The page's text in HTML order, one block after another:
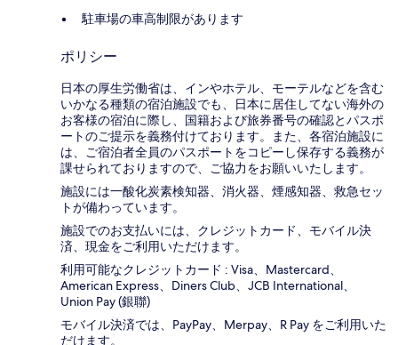
駐車場の車高制限があります
ポリシー
日本の厚生労働省は、インやホテル、モーテルなどを含む
いかなる種類の宿泊施設でも、日本に​居住してない海外の
お客様の宿泊に際し、国籍および旅券番号の確認とパスポ
ートのご提示を義務付け​ております。また、各宿泊施設に
は、ご宿泊者全員のパスポートをコピーし保存する義務が
課せられておりますの​で、ご協力をお願いいたします。
施設には一酸化炭素検知器、消火器、煙感知器、救急セッ
トが備わっています。
施設でのお支払いには、クレジットカード、モバイル決
済、現金をご利用いただけます。
利用可能なクレジットカード : Visa、Mastercard、
American Express、Diners Club、JCB International、
Union Pay (銀聯)
モバイル決済では、PayPay、Merpay、R Pay をご利用いた
だけます。